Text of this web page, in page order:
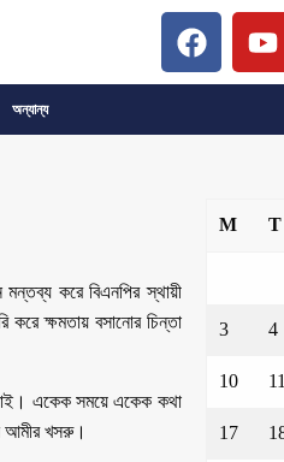
অন্যান্য
মন্তব্য করে বিএনপির স্থায়ী
ক্ষমতায় বসানোর চিন্তা
একেক সময়ে একেক কথা
আমীর খসরু।
M T
3 4
10 11
17